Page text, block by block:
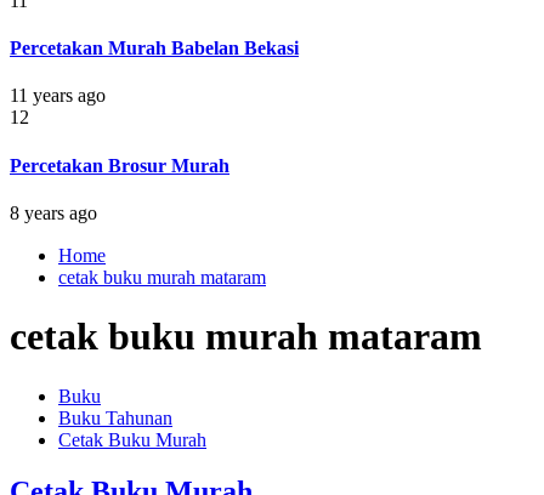
Percetakan Murah Babelan Bekasi
11 years ago
12
Percetakan Brosur Murah
8 years ago
Home
cetak buku murah mataram
cetak buku murah mataram
Buku
Buku Tahunan
Cetak Buku Murah